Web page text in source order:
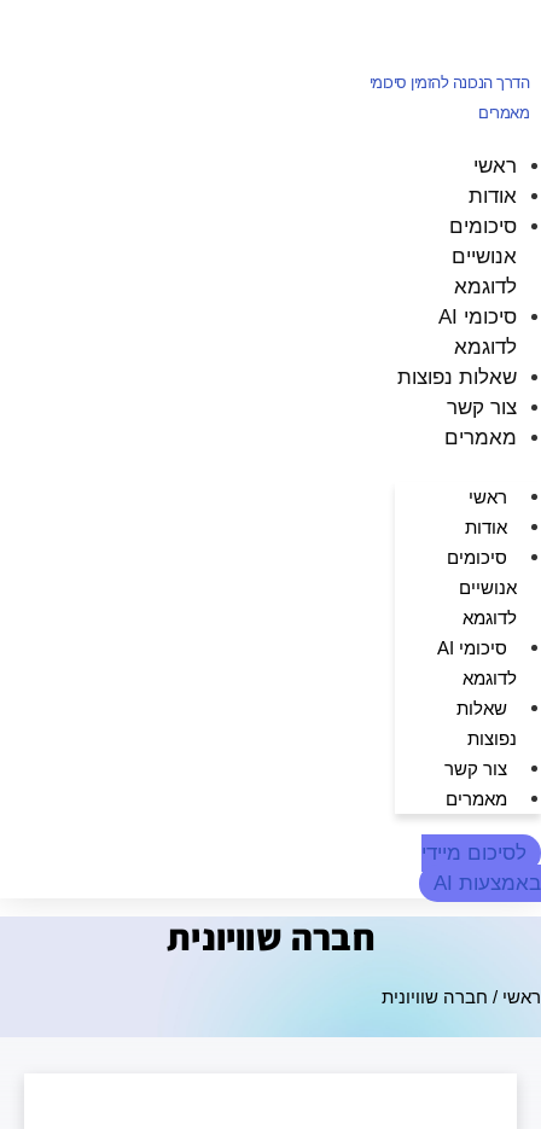
הדרך הנכונה להזמין סיכומי
מאמרים
ראשי
אודות
סיכומים
אנושיים
לדוגמא
סיכומי AI
לדוגמא
שאלות נפוצות
צור קשר
מאמרים
ראשי
אודות
סיכומים
אנושיים
לדוגמא
סיכומי AI
לדוגמא
שאלות
נפוצות
צור קשר
מאמרים
לסיכום מיידי
באמצעות AI
חברה שוויונית
ראשי / חברה שוויונית